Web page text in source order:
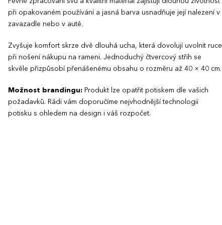
při opakovaném používání a jasná barva usnadňuje její nalezení v
zavazadle nebo v autě.
Zvyšuje komfort skrze dvě dlouhá ucha, která dovolují uvolnit ruce
při nošení nákupu na rameni. Jednoduchý čtvercový střih se
skvěle přizpůsobí přenášenému obsahu o rozměru až 40 × 40 cm.
Možnost brandingu: Produkt lze opatřit potiskem dle vašich
požadavků. Rádi vám doporučíme nejvhodnější technologii
potisku s ohledem na design i váš rozpočet.